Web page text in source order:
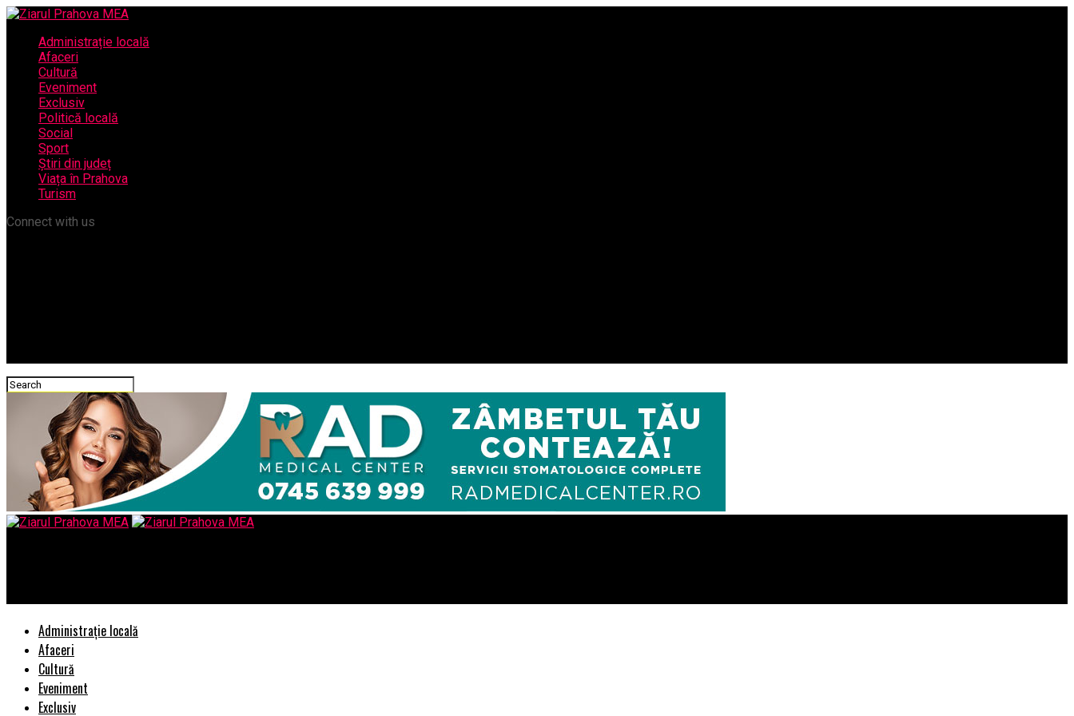
Administrație locală
Afaceri
Cultură
Eveniment
Exclusiv
Politică locală
Social
Sport
Știri din județ
Viața în Prahova
Turism
Connect with us
Administrație locală
Afaceri
Cultură
Eveniment
Exclusiv